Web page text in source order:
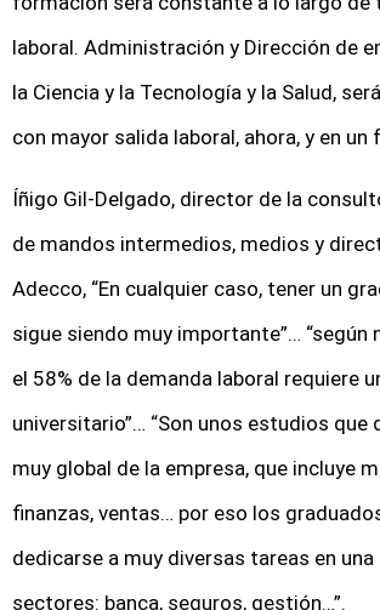
laboral. Administración y Dirección de
la Ciencia y la Tecnología y la Salud,
con mayor salida laboral, ahora, y en un
Íñigo Gil-Delgado, director de la
de mandos intermedios, medios y
Adecco, “En cualquier caso, tener un
sigue siendo muy importante”… “según
el 58% de la demanda laboral requiere
universitario”… “Son unos estudios que
muy global de la empresa, que incluye
finanzas, ventas… por eso los
dedicarse a muy diversas tareas en
sectores: banca, seguros, gestión…”.